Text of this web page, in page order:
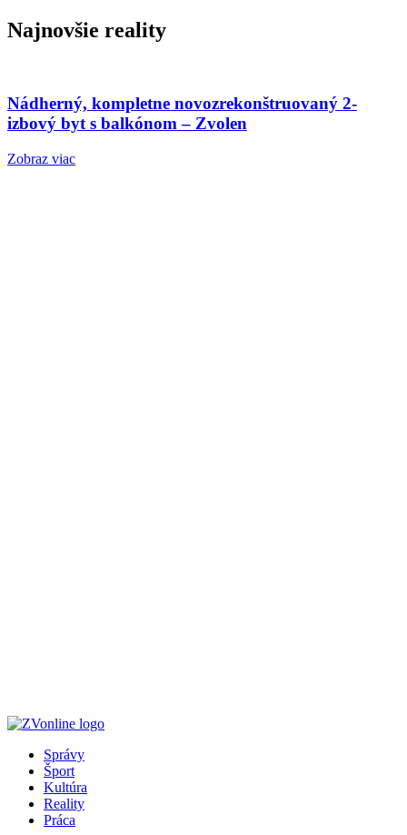
Najnovšie reality
Nádherný, kompletne novozrekonštruovaný 2-
izbový byt s balkónom – Zvolen
Zobraz viac
Správy
Šport
Kultúra
Reality
Práca